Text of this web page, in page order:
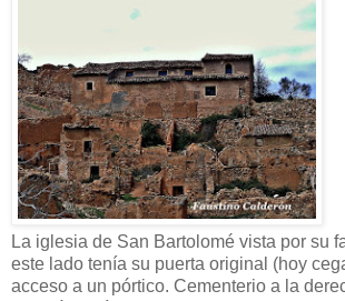
La iglesia de San Bartolomé vista por su
este lado tenía su puerta original (hoy
acceso a un pórtico. Cementerio a la